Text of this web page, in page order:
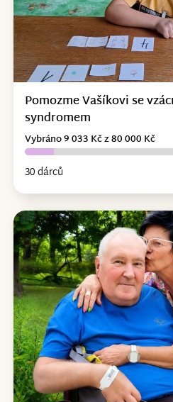
Pomozme Vašíkovi se
syndromem
30 dárců
Vybráno 9 033 Kč z 80 000 Kč